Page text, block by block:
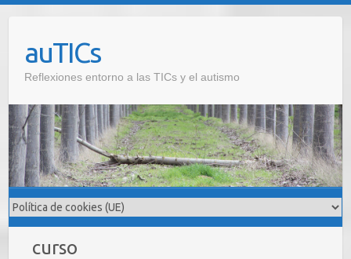
contenidoauTICs
Reflexiones entorno a las TICs y el autismo
curso